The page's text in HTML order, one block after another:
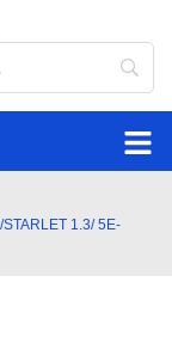
1.3/ 5E-